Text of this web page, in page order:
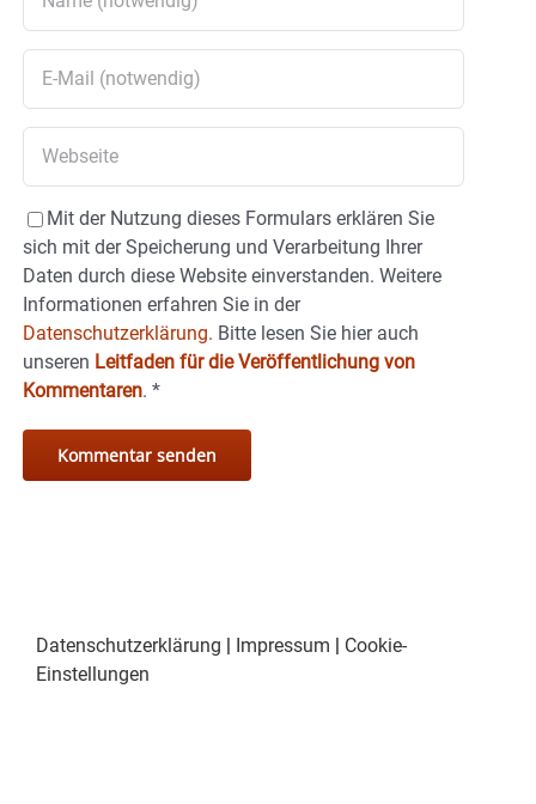
Mit der Nutzung dieses Formulars erklären Sie
sich mit der Speicherung und Verarbeitung Ihrer
Daten durch diese Website einverstanden. Weitere
Informationen erfahren Sie in der
Datenschutzerklärung. Bitte lesen Sie hier auch
unseren Leitfaden für die Veröffentlichung von
Kommentaren. *
Datenschutzerklärung | Impressum | Cookie-
Einstellungen